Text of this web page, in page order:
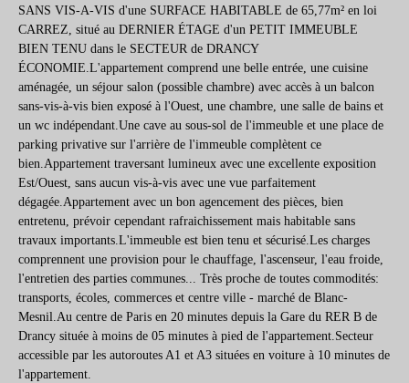
SANS VIS-A-VIS d'une SURFACE HABITABLE de 65,77m² en loi
CARREZ, situé au DERNIER ÉTAGE d'un PETIT IMMEUBLE
BIEN TENU dans le SECTEUR de DRANCY
ÉCONOMIE.L'appartement comprend une belle entrée, une cuisine
aménagée, un séjour salon (possible chambre) avec accès à un balcon
sans-vis-à-vis bien exposé à l'Ouest, une chambre, une salle de bains et
un wc indépendant.Une cave au sous-sol de l'immeuble et une place de
parking privative sur l'arrière de l'immeuble complètent ce
bien.Appartement traversant lumineux avec une excellente exposition
Est/Ouest, sans aucun vis-à-vis avec une vue parfaitement
dégagée.Appartement avec un bon agencement des pièces, bien
entretenu, prévoir cependant rafraichissement mais habitable sans
travaux importants.L'immeuble est bien tenu et sécurisé.Les charges
comprennent une provision pour le chauffage, l'ascenseur, l'eau froide,
l'entretien des parties communes... Très proche de toutes commodités:
transports, écoles, commerces et centre ville - marché de Blanc-
Mesnil.Au centre de Paris en 20 minutes depuis la Gare du RER B de
Drancy située à moins de 05 minutes à pied de l'appartement.Secteur
accessible par les autoroutes A1 et A3 situées en voiture à 10 minutes de
l'appartement.